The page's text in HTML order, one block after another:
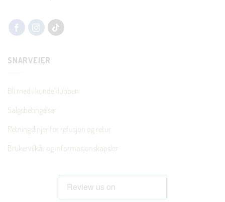
SNARVEIER
Bli med i kundeklubben
Salgsbetingelser
Retningslinjer for refusjon og retur
Brukervilkår og informasjonskapsler